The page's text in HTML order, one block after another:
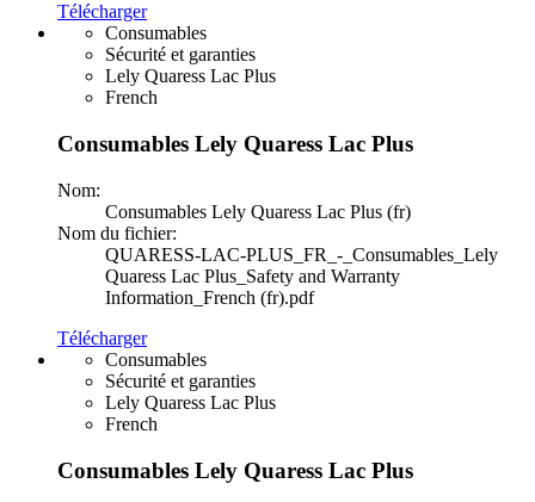
Télécharger
Consumables
Sécurité et garanties
Lely Quaress Lac Plus
French
Consumables Lely Quaress Lac Plus
Nom:
Consumables Lely Quaress Lac Plus (fr)
Nom du fichier:
QUARESS-LAC-PLUS_FR_-_Consumables_Lely
Quaress Lac Plus_Safety and Warranty
Information_French (fr).pdf
Télécharger
Consumables
Sécurité et garanties
Lely Quaress Lac Plus
French
Consumables Lely Quaress Lac Plus